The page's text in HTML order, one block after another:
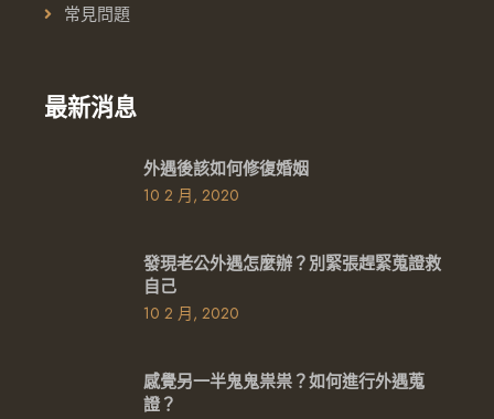
常見問題
最新消息
外遇後該如何修復婚姻
10 2 月, 2020
發現老公外遇怎麼辦？別緊張趕緊蒐證救
自己
10 2 月, 2020
感覺另一半鬼鬼祟祟？如何進行外遇蒐
證？